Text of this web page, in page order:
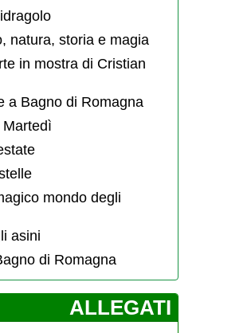
natura, storia e magia
in mostra di Cristian
a Bagno di Romagna
mondo degli
asini
di Romagna
­ALLEGATI